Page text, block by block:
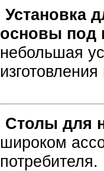
Установка
основы под
небольшая
Столы для
широком
потребителя.